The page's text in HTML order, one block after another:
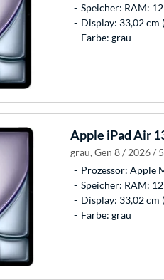
Speicher: RAM:
Display: 33,02 cm
Farbe: grau
Apple iPad Air
grau, Gen 8 / 2026 /
Prozessor: Apple
Speicher: RAM:
Display: 33,02 cm
Farbe: grau